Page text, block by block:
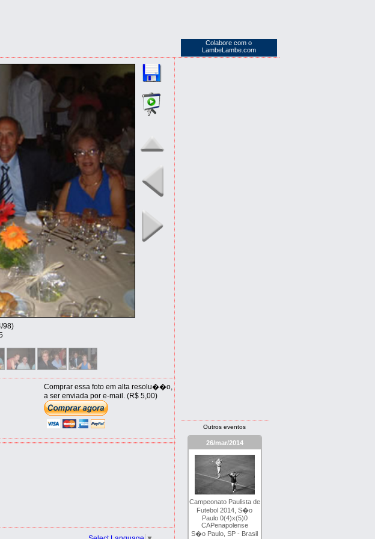
Colabore com o
LambeLambe.com
98)
Comprar essa foto em alta resolu��o,
a ser enviada por e-mail. (R$ 5,00)
Outros eventos
26/mar/2014
Campeonato Paulista de
Futebol 2014, S�o
Paulo 0(4)x(5)0
CAPenapolense
S�o Paulo, SP - Brasil